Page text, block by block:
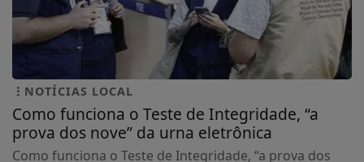
NOTÍCIAS LOCAL
Como funciona o Teste de Integridade, “a
prova dos nove” da urna eletrônica
Como funciona o Teste de Integridade, “a prova dos